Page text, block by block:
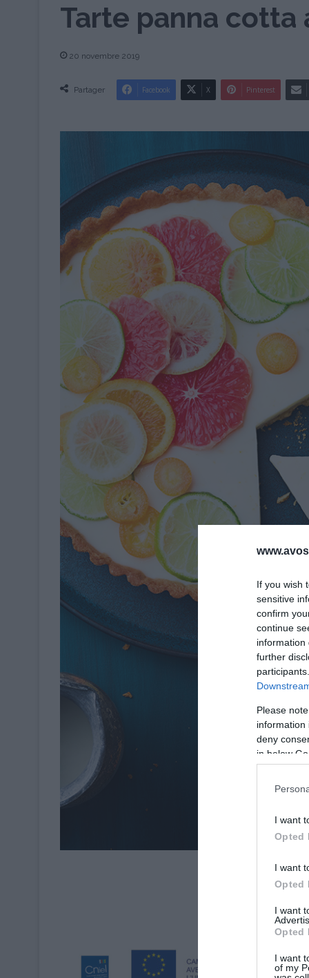
If you wish
sensitive
confirm
continue
information
further
Please
information
deny
in below
I want
Opted
I want
Opted
I want
Opted
I want
of my
Tarte panna cotta
20 novembre 2019
Partager Facebook X Pinterest